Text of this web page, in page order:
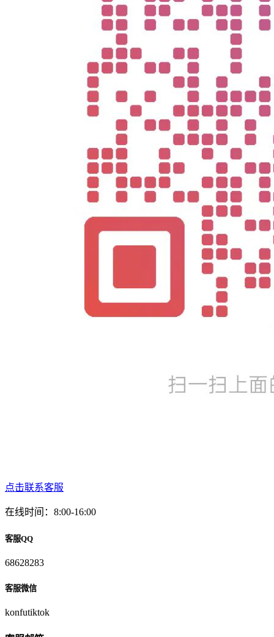
点击联系客服
在线时间：8:00-16:00
客服QQ
68628283
客服微信
konfutiktok